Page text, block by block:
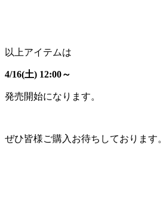
以上アイテムは
4/16(土) 12:00～
発売開始になります。
ぜひ皆様ご購入お待ちしております。